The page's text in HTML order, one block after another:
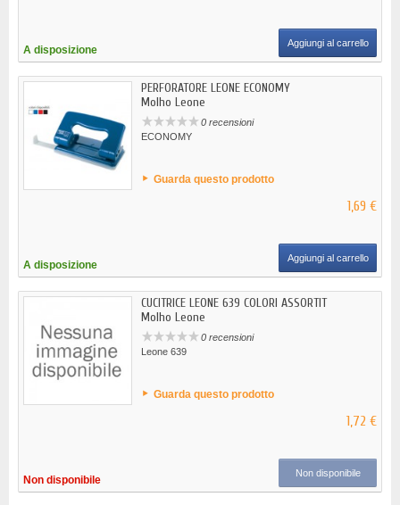
A disposizione
Aggiungi al carrello
PERFORATORE LEONE ECONOMY
Molho Leone
0 recensioni
ECONOMY
Guarda questo prodotto
1,69 €
A disposizione
Aggiungi al carrello
CUCITRICE LEONE 639 COLORI ASSORTIT
Molho Leone
0 recensioni
Leone 639
Guarda questo prodotto
1,72 €
Non disponibile
Non disponibile